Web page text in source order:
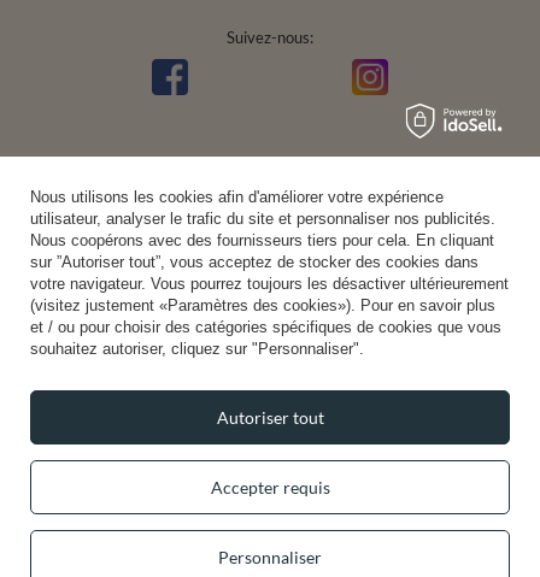
Suivez-nous:
Nous utilisons les cookies afin d'améliorer votre expérience
utilisateur, analyser le trafic du site et personnaliser nos publicités.
Nous coopérons avec des fournisseurs tiers pour cela. En cliquant
sur ”Autoriser tout”, vous acceptez de stocker des cookies dans
votre navigateur. Vous pourrez toujours les désactiver ultérieurement
(visitez justement «Paramètres des cookies»). Pour en savoir plus
et / ou pour choisir des catégories spécifiques de cookies que vous
souhaitez autoriser, cliquez sur "Personnaliser".
Accepter requis
Personnaliser
Autoriser tout